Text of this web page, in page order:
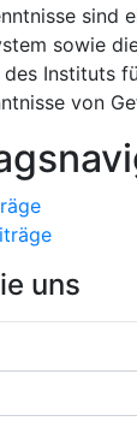
sind
sowie
des Instituts
von
uns